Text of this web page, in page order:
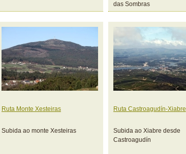
das Sombras
Ruta Monte Xesteiras
Subida ao monte Xesteiras
Ruta Castroagudín-Xiabre
Subida ao Xiabre desde
Castroagudín